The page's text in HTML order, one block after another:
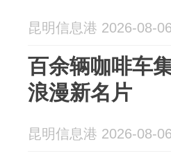
昆明信息港 2026-08-06
百余辆咖啡车
浪漫新名片
昆明信息港 2026-08-06